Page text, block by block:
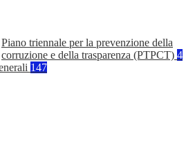
Piano triennale per la prevenzione della
corruzione e della trasparenza (PTPCT) 4
147